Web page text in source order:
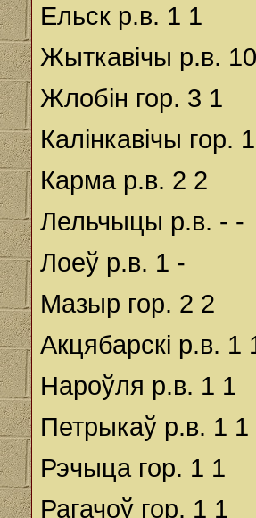
Ельск р.в. 1 1
Жыткавічы р.в.
Жлобін гор. 3 1
Калінкавічы гор.
Карма р.в. 2 2
Лельчыцы р.в. - -
Лоеў р.в. 1 -
Мазыр гор. 2 2
Акцябарскі р.в. 1
Нароўля р.в. 1 1
Петрыкаў р.в. 1 1
Рэчыца гор. 1 1
Рагачоў гор. 1 1